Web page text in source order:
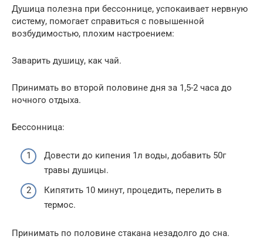
Душица полезна при бессоннице, успокаивает нервную
систему, помогает справиться с повышенной
возбудимостью, плохим настроением:
Заварить душицу, как чай.
Принимать во второй половине дня за 1,5-2 часа до
ночного отдыха.
Бессонница:
Довести до кипения 1л воды, добавить 50г
травы душицы.
Кипятить 10 минут, процедить, перелить в
термос.
Принимать по половине стакана незадолго до сна.